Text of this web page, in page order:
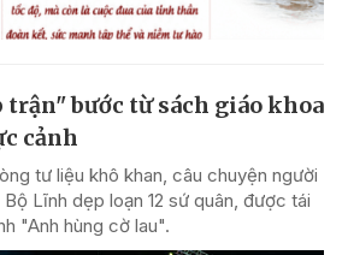
trận" bước từ sách giáo khoa
cảnh
tư liệu khô khan, câu chuyện người
Lĩnh dẹp loạn 12 sứ quân, được tái
"Anh hùng cờ lau".